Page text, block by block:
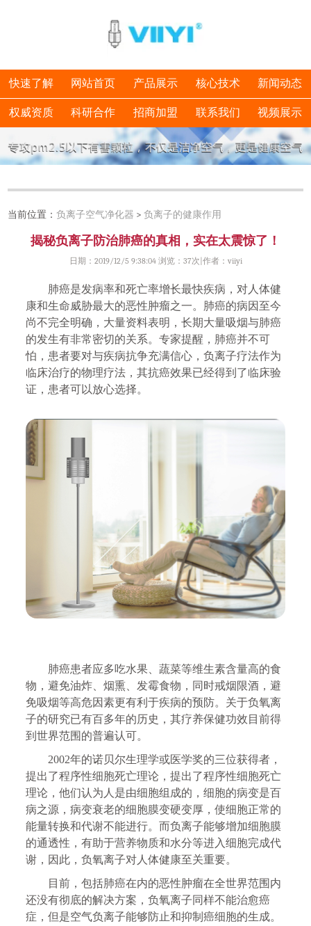
快速了解 网站首页 产品展示 核心技术 新闻动态
权威资质 科研合作 招商加盟 联系我们 视频展示
当前位置：负离子空气净化器 >负离子的健康作用
揭秘负离子防治肺癌的真相，实在太震惊了！
日期：2019/12/5 9:38:04 浏览： 37次|作者：viiyi
肺癌是发病率和死亡率增长最快疾病 ，对人体健
康和生命威胁最大的恶性肿瘤之一。肺癌的病因至今
尚不完全明确，大量资料表明，长期大量吸烟与肺癌
的发生有非常密切的关系。专家提醒，肺癌并不可
怕，患者要对与疾病抗争充满信心，负离子疗法作为
临床治疗的物理疗法，其抗癌效果已经得到了临床验
证，患者可以放心选择。
肺癌患者应多吃水果、蔬菜等维生素含量高的食
物，避免油炸、烟熏、发霉食物，同时戒烟限酒，避
免吸烟等高危因素更有利于疾病的预防。关于负氧离
子的研究已有百多年的历史，其疗养保健功效目前得
到世界范围的普遍认可。
2002年的诺贝尔生理学或医学奖的三位获得者，
提出了程序性细胞死亡理论，提出了程序性细胞死亡
理论，他们认为人是由细胞组成的，细胞的病变是百
病之源，病变衰老的细胞膜变硬变厚，使细胞正常的
能量转换和代谢不能进行。而负离子能够增加细胞膜
的通透性，有助于营养物质和水分等进入细胞完成代
谢，因此，负氧离子对人体健康至关重要。
目前，包括肺癌在内的恶性肿瘤在全世界范围内
还没有彻底的解决方案，负氧离子同样不能治愈癌
症，但是空气负离子能够防止和抑制癌细胞的生成。